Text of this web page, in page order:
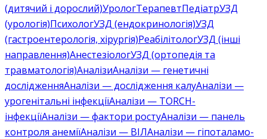
(дитячий і дорослий)УрологТерапевтПедіатрУЗД
(урологія)ПсихологУЗД (ендокринологія)УЗД
(гастроентерологія, хірургія)РеабілітологУЗД (інші
направлення)АнестезіологУЗД (ортопедія та
травматологія)АналізиАналізи — генетичні
дослідженняАналізи — дослідження калуАналізи —
урогенітальні інфекціїАналізи — TORCH-
інфекціїАналізи — фактори ростуАналізи — панель
контроля анеміїАналізи — ВІЛАналізи — гіпоталамо-